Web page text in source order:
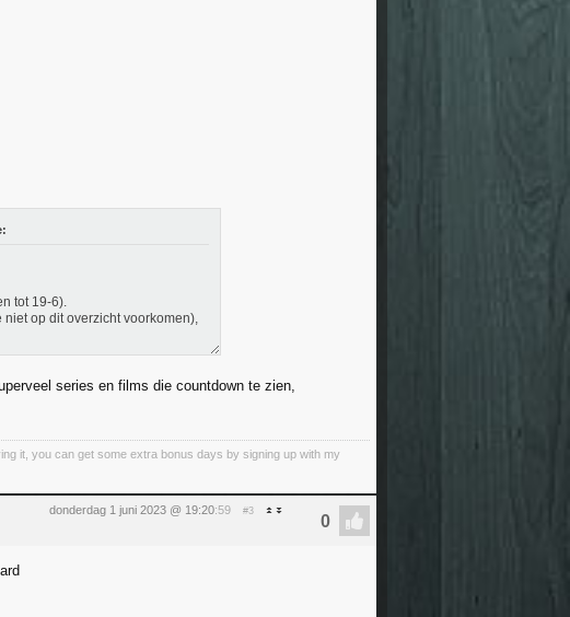
tot 19-6).
op dit overzicht voorkomen),
series en films die countdown te zien,
it, you can get some extra bonus days by signing up with my
donderdag 1 juni 2023 @ 19:20:59 #3